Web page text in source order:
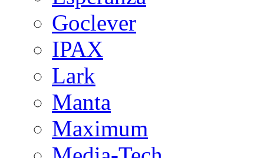
Goclever
IPAX
Lark
Manta
Maximum